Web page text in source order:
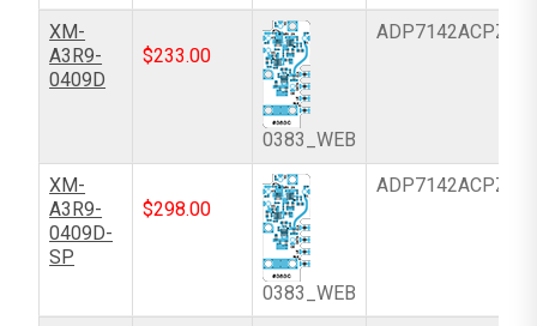
XM-
A3R9-
0409D
$233.00
0383_WEB
ADP7142ACPZN-
XM-
A3R9-
0409D-
SP
$298.00
0383_WEB
ADP7142ACPZN-